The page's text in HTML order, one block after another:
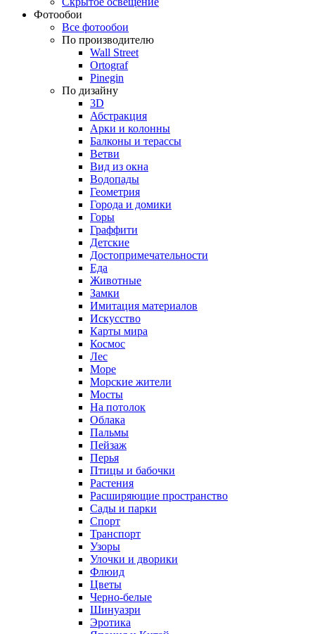
Фотообои
Все фотообои
По производителю
Wall Street
Ortograf
Pinegin
По дизайну
3D
Абстракция
Арки и колонны
Балконы и терассы
Ветви
Вид из окна
Водопады
Геометрия
Города и домики
Горы
Граффити
Детские
Достопримечательности
Еда
Животные
Замки
Имитация материалов
Искусство
Карты мира
Космос
Лес
Море
Морские жители
Мосты
На потолок
Облака
Пальмы
Пейзаж
Перья
Птицы и бабочки
Растения
Расширяющие пространство
Сады и парки
Спорт
Транспорт
Узоры
Улочки и дворики
Флюид
Цветы
Черно-белые
Шинуазри
Эротика